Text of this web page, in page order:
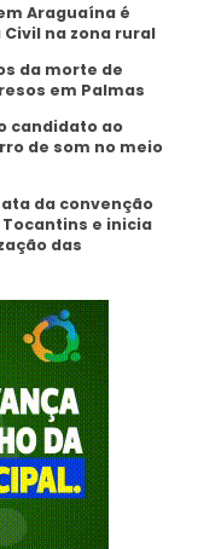
Araguaína é
na zona rural
da morte de
em Palmas
candidato ao
de som no meio
da convenção
e inicia
das